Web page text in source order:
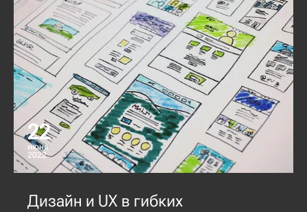
22
июня
2022
Дизайн и UX в гибких